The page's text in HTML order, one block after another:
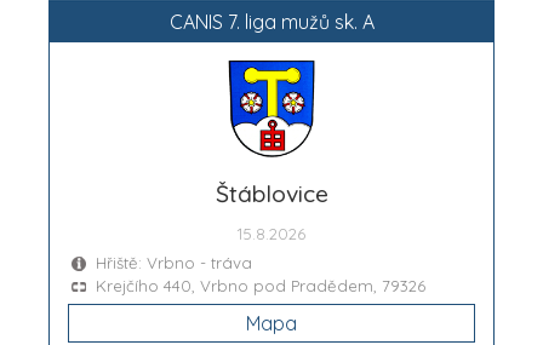
CANIS 7. liga mužů sk. A
Štáblovice
15.8.2026
Hřiště: Vrbno - tráva
Krejčího 440, Vrbno pod Pradědem, 79326
Mapa